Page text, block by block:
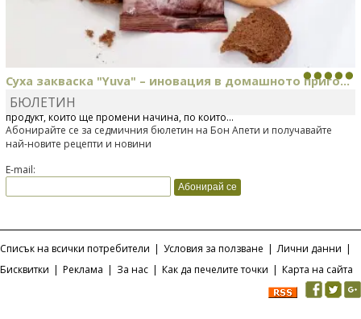
Суха закваска "Yuva" – иновация в домашното приго...
Отскоро Лесафр България стартира предлагането на изцяло нов
продукт, който ще промени начина, по който...
БЮЛЕТИН
Абонирайте се за седмичния бюлетин на Бон Апети и получавайте
най-новите рецепти и новини
E-mail:
Списък на всички потребители | Условия за ползване | Лични данни |
Бисквитки | Реклама | За нас | Как да печелите точки | Карта на сайта